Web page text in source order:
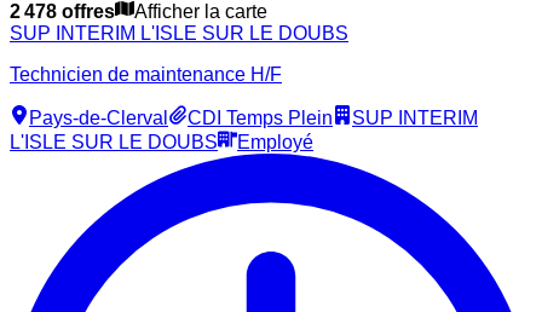
2 478 offres
Afficher la carte
SUP INTERIM L'ISLE SUR LE DOUBS
Technicien de maintenance H/F
Pays-de-Clerval CDI Temps Plein
SUP INTERIM
L'ISLE SUR LE DOUBS
Employé